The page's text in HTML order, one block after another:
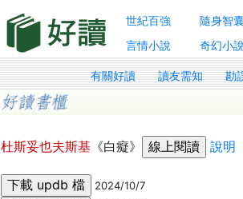
世紀百強
隨身智
言情小說
奇幻小
有關好讀 讀友需知 勘
杜斯妥也夫斯基 《白癡》 說明
2024/10/7